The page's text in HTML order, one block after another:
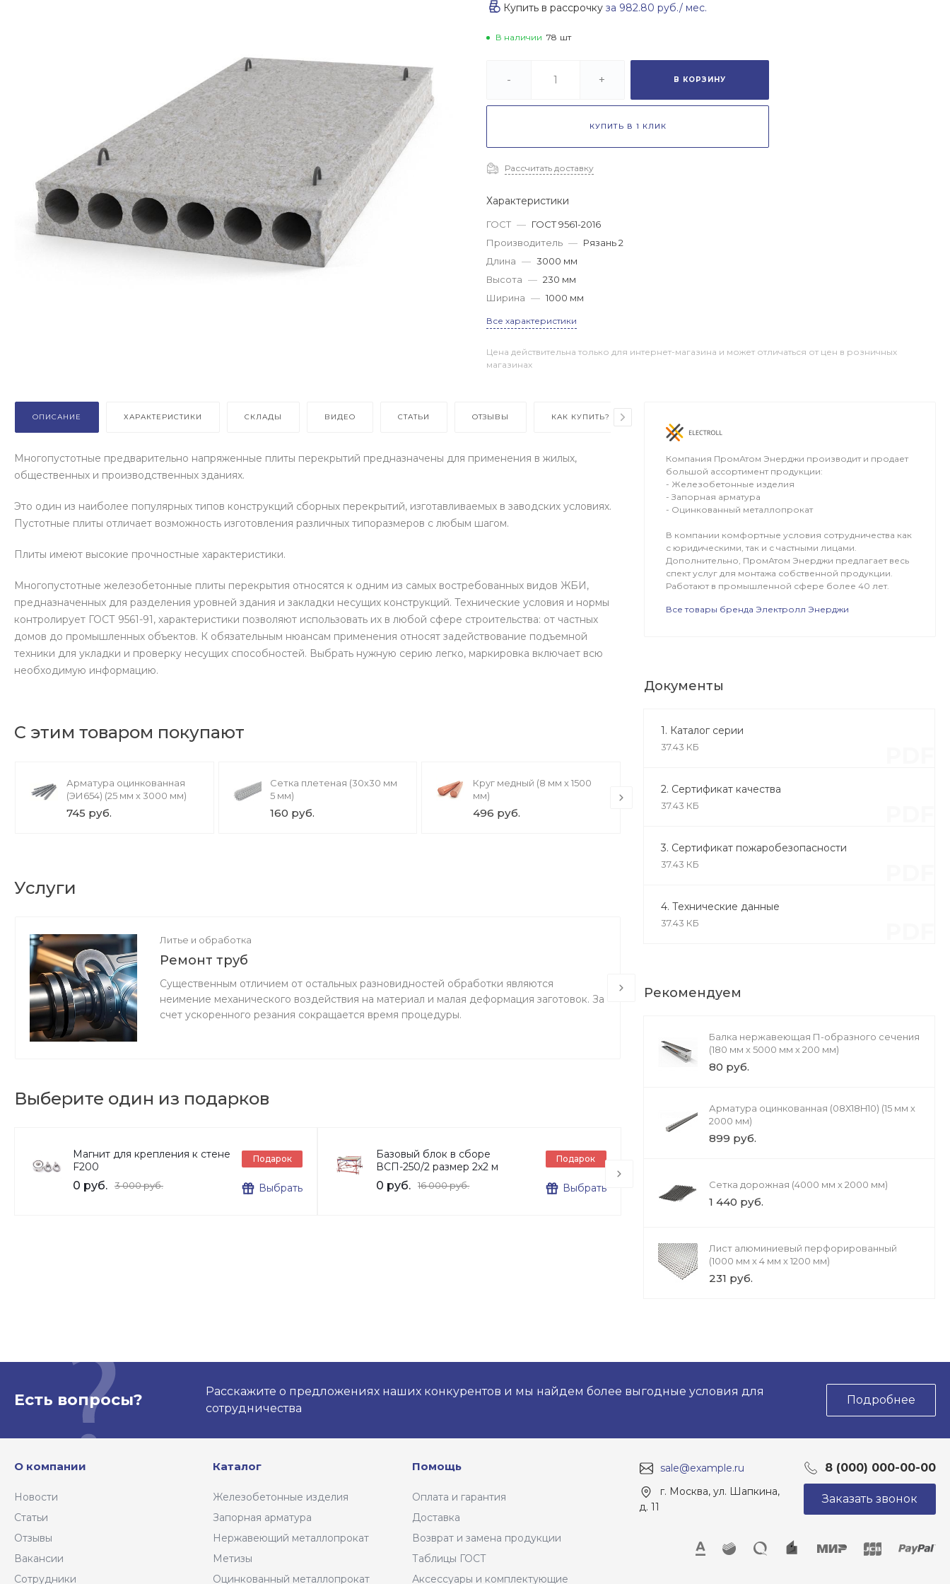
Купить в рассрочку за 982.80 руб./ мес.
В наличии 78 шт
- + В КОРЗИНУ
КУПИТЬ В 1 КЛИК
Рассчитать доставку
Характеристики
ГОСТ — ГОСТ 9561-2016
Производитель — Рязань 2
Длина — 3000 мм
Высота — 230 мм
Ширина — 1000 мм
Все характеристики
Цена действительна только для интернет-магазина и может отличаться от цен в розничных
магазинах
ОПИСАНИЕ ХАРАКТЕРИСТИКИ СКЛАДЫ ВИДЕО СТАТЬИ ОТЗЫВЫ КАК КУПИТЬ?
Многопустотные предварительно напряженные плиты перекрытий предназначены для применения в жилых,
общественных и производственных зданиях.
Это один из наиболее популярных типов конструкций сборных перекрытий, изготавливаемых в заводских условиях.
Пустотные плиты отличает возможность изготовления различных типоразмеров с любым шагом.
Плиты имеют высокие прочностные характеристики.
Многопустотные железобетонные плиты перекрытия относятся к одним из самых востребованных видов ЖБИ,
предназначенных для разделения уровней здания и закладки несущих конструкций. Технические условия и нормы
контролирует ГОСТ 9561-91, характеристики позволяют использовать их в любой сфере строительства: от частных
домов до промышленных объектов. К обязательным нюансам применения относят задействование подъемной
техники для укладки и проверку несущих способностей. Выбрать нужную серию легко, маркировка включает всю
необходимую информацию.
С этим товаром покупают
Арматура оцинкованная
(ЭИ654) (25 мм х 3000 мм)
745 руб.
Сетка плетеная (30х30 мм
5 мм)
160 руб.
Круг медный (8 мм х 1500
мм)
496 руб.
Плиты перекрытия
многопустотные Рязань 2
(210 мм х 2600 мм х 1800 мм)
5 738 руб.
Услуги
Литье и обработка
Ремонт труб
Существенным отличием от остальных разновидностей обработки являются
неимение механического воздействия на материал и малая деформация заготовок. За
счет ускоренного резания сокращается время процедуры.
Выберите один из подарков
Магнит для крепления к стене
F200
0 руб. 3 000 руб.
Подарок
Выбрать
Базовый блок в сборе
ВСП-250/2 размер 2х2 м
0 руб. 16 000 руб.
Подарок
Выбрать 0 руб. 16 000 руб. Выбрать
Компания ПромАтом Энерджи производит и продает
большой ассортимент продукции:
- Железобетонные изделия
- Запорная арматура
- Оцинкованный металлопрокат
В компании комфортные условия сотрудничества как
с юридическими, так и с частными лицами.
Дополнительно, ПромАтом Энерджи предлагает весь
спект услуг для монтажа собственной продукции.
Работают в промышленной сфере более 40 лет.
Все товары бренда Электролл Энерджи
Документы
1. Каталог серии
37.43 КБ
2. Сертификат качества
37.43 КБ
3. Сертификат пожаробезопасности
37.43 КБ
4. Технические данные
37.43 КБ
Рекомендуем
Балка нержавеющая П-образного сечения
(180 мм х 5000 мм х 200 мм)
80 руб.
Арматура оцинкованная (08Х18H10) (15 мм х
2000 мм)
899 руб.
Сетка дорожная (4000 мм х 2000 мм)
1 440 руб.
Лист алюминиевый перфорированный
(1000 мм х 4 мм х 1200 мм)
231 руб.
Есть вопросы?
Расскажите о предложениях наших конкурентов и мы найдем более выгодные условия для
сотрудничества
Подробнее
О компании
Новости
Статьи
Отзывы
Вакансии
Сотрудники
Каталог
Железобетонные изделия
Запорная арматура
Нержавеющий металлопрокат
Метизы
Оцинкованный металлопрокат
Помощь
Оплата и гарантия
Доставка
Возврат и замена продукции
Таблицы ГОСТ
Аксессуары и комплектующие
sale@example.ru 8 (000) 000-00-00
г. Москва, ул. Шапкина,
д. 11
Заказать звонок